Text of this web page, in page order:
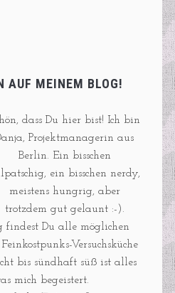
AUF MEINEM BLOG!
dass Du hier bist! Ich bin
Projektmanagerin aus
Berlin. Ein bisschen
ein bisschen nerdy,
meistens hungrig, aber
trotzdem gut gelaunt :-).
findest Du alle möglichen
Versuchsküche
bis sündhaft süß ist alles
mich begeistert.